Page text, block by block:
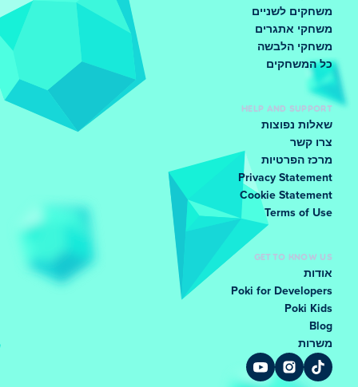
משחקים לשניים
משחקי אתגרים
משחקי הלבשה
כל המשחקים
HELP AND SUPPORT
שאלות נפוצות
צרו קשר
מרכז הפרטיות
Privacy Statement
Cookie Statement
Terms of Use
GET TO KNOW US
אודות
Poki for Developers
Poki Kids
Blog
משרות